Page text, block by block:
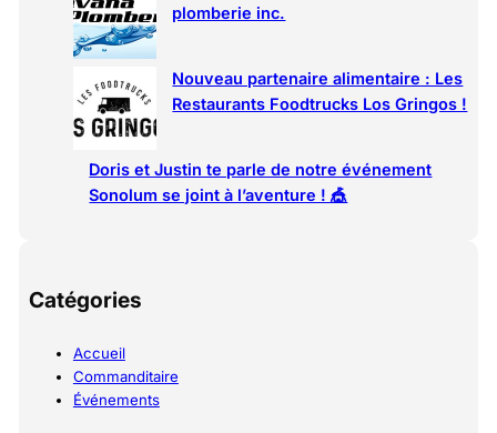
plomberie inc.
Nouveau partenaire alimentaire : Les
Restaurants Foodtrucks Los Gringos !
Doris et Justin te parle de notre événement
Sonolum se joint à l’aventure ! 🎪
Catégories
Accueil
Commanditaire
Événements